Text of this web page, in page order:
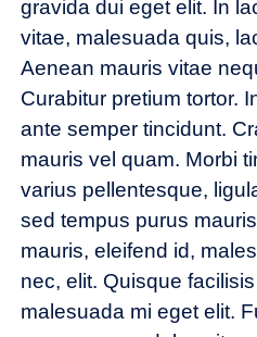
gravida dui eget elit. In
vitae, malesuada quis,
Aenean mauris vitae
Curabitur pretium tortor.
ante semper tincidunt.
mauris vel quam. Morbi
varius pellentesque,
sed tempus purus
mauris, eleifend id,
nec, elit. Quisque
malesuada mi eget elit.